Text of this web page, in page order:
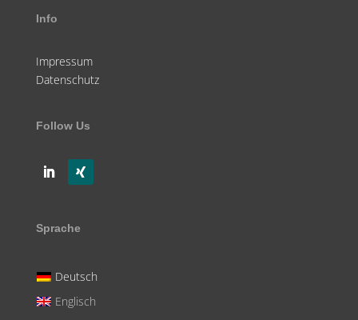
Info
Impressum
Datenschutz
Follow Us
Sprache
Deutsch
Englisch